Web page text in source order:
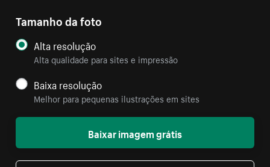
Tamanho da foto
Alta resolução
Alta qualidade para sites e impressão
Baixa resolução
Melhor para pequenas ilustrações em sites
Baixar imagem grátis